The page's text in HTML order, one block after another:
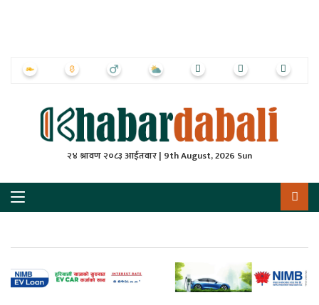
२४ श्रावण २०८३ आईतवार | 9th August, 2026 Sun